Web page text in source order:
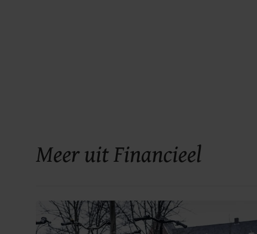
Meer uit Financieel